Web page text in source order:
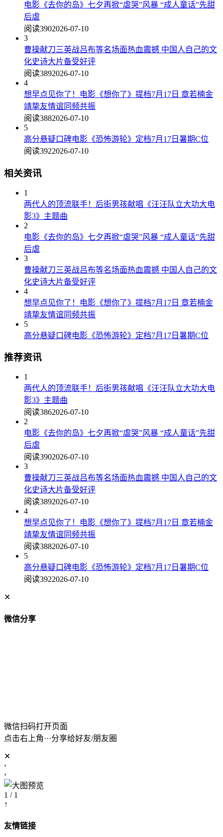
电影《去你的岛》七夕再掀“虐哭”风暴 “成人童话”先甜
后虐
阅读3902026-07-10
3
曹操献刀三英战吕布等名场面热血震撼 中国人自己的文
化史诗大片备受好评
阅读3892026-07-10
4
想早点见你了！电影《想你了》提档7月17日 章若楠金
靖挚友情谊同频共振
阅读3882026-07-10
5
高分悬疑口碑电影《恐怖游轮》定档7月17日暑期C位
阅读3922026-07-10
相关资讯
1
两代人的顶流联手！后街男孩献唱《汪汪队立大功大电
影3》主题曲
2
电影《去你的岛》七夕再掀“虐哭”风暴 “成人童话”先甜
后虐
3
曹操献刀三英战吕布等名场面热血震撼 中国人自己的文
化史诗大片备受好评
4
想早点见你了！电影《想你了》提档7月17日 章若楠金
靖挚友情谊同频共振
5
高分悬疑口碑电影《恐怖游轮》定档7月17日暑期C位
推荐资讯
1
两代人的顶流联手！后街男孩献唱《汪汪队立大功大电
影3》主题曲
阅读3862026-07-10
2
电影《去你的岛》七夕再掀“虐哭”风暴 “成人童话”先甜
后虐
阅读3902026-07-10
3
曹操献刀三英战吕布等名场面热血震撼 中国人自己的文
化史诗大片备受好评
阅读3892026-07-10
4
想早点见你了！电影《想你了》提档7月17日 章若楠金
靖挚友情谊同频共振
阅读3882026-07-10
5
高分悬疑口碑电影《恐怖游轮》定档7月17日暑期C位
阅读3922026-07-10
✕
微信分享
微信扫码打开页面
点击右上角···分享给好友/朋友圈
✕
‹
›
1 / 1
↑
友情链接